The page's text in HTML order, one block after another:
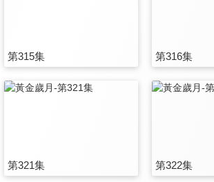
第315集 第316集
第321集 第322集